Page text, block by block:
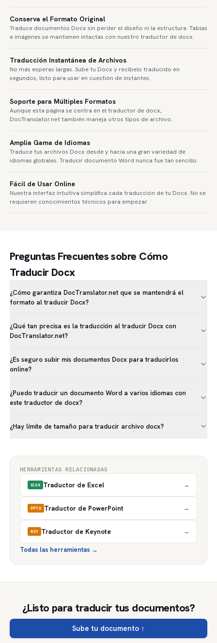
Conserva el Formato Original
Traduce documentos Docx sin perder el diseño ni la estructura. Tablas
e imágenes se mantienen intactas con nuestro traductor de docx.
Traducción Instantánea de Archivos
No más esperas largas. Sube tu Docx y recíbelo traducido en
segundos, listo para usar en cuestión de instantes.
Soporte para Múltiples Formatos
Aunque esta página se centra en el traductor de docx,
DocTranslator.net también maneja otros tipos de archivo.
Amplia Gama de Idiomas
Traduce tus archivos Docx desde y hacia una gran variedad de
idiomas globales. Traducir documento Word nunca fue tan sencillo.
Fácil de Usar Online
Nuestra interfaz intuitiva simplifica cada traducción de tu Docx. No se
requieren conocimientos técnicos para empezar.
Preguntas Frecuentes sobre Cómo
Traducir Docx
¿Cómo garantiza DocTranslator.net que se mantendrá el
formato al traducir Docx?
¿Qué tan precisa es la traducción al traducir Docx con
DocTranslator.net?
¿Es seguro subir mis documentos Docx para traducirlos
online?
¿Puedo traducir un documento Word a varios idiomas con
este traductor de docx?
¿Hay límite de tamaño para traducir archivo docx?
HERRAMIENTAS RELACIONADAS
XLSX Traductor de Excel →
PPTX Traductor de PowerPoint →
KEY Traductor de Keynote →
Todas las herramientas →
¿Listo para traducir tus documentos?
Sube tu documento ↑